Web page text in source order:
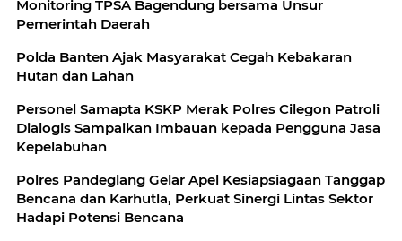
Monitoring TPSA Bagendung bersama Unsur
Pemerintah Daerah
Polda Banten Ajak Masyarakat Cegah Kebakaran
Hutan dan Lahan
Personel Samapta KSKP Merak Polres Cilegon Patroli
Dialogis Sampaikan Imbauan kepada Pengguna Jasa
Kepelabuhan
Polres Pandeglang Gelar Apel Kesiapsiagaan Tanggap
Bencana dan Karhutla, Perkuat Sinergi Lintas Sektor
Hadapi Potensi Bencana